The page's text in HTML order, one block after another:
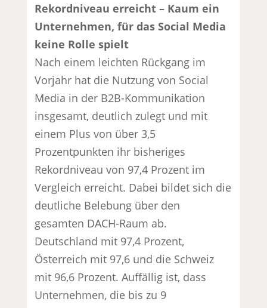
Rekordniveau erreicht – Kaum ein
Unternehmen, für das Social Media
keine Rolle spielt
Nach einem leichten Rückgang im
Vorjahr hat die Nutzung von Social
Media in der B2B-Kommunikation
insgesamt, deutlich zulegt und mit
einem Plus von über 3,5
Prozentpunkten ihr bisheriges
Rekordniveau von 97,4 Prozent im
Vergleich erreicht. Dabei bildet sich die
deutliche Belebung über den
gesamten DACH-Raum ab.
Deutschland mit 97,4 Prozent,
Österreich mit 97,6 und die Schweiz
mit 96,6 Prozent. Auffällig ist, dass
Unternehmen, die bis zu 9